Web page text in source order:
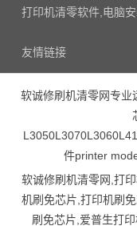
打印机清零软件,电脑
友情链接
软诚修刷机清零网专业
件printer
软诚修刷机清零网,打
机刷免芯片,打印机刷
刷免芯片,爱普生打